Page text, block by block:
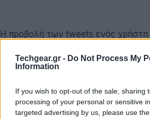
Techgear.gr - Do Not Process My
Information
If you wish to opt-out of the sale, sharing
processing of your personal or sensitive
targeted advertising by us, please use
H προβολή των tweets ενός χρήστη
από την σελίδα του προφίλ του
επίπονη διαδικασία καθώς
τα αμέτρητα σχετικά replies. Η
να αλλάξει αυτό το σύστημα
σήμερα μια επιλογή για την